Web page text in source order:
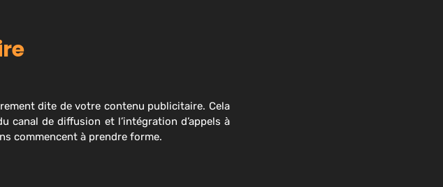
dite de votre contenu publicitaire. Cela
canal de diffusion et l’intégration d’appels à
commencent à prendre forme.